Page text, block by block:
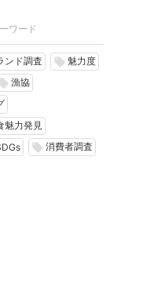
ワード
ンド調査 local_offer 魅力度
漁協
魅力発見
local_offer 消費者調査